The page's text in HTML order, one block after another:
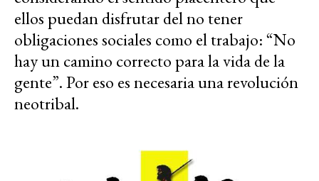
ellos puedan disfrutar del no tener
obligaciones sociales como el trabajo: “No
hay un camino correcto para la vida de la
gente”. Por eso es necesaria una revolución
neotribal.